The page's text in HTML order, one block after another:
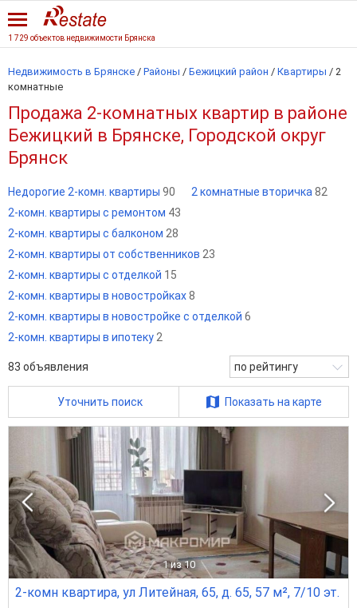
1 729 объектов недвижимости Брянска
Недвижимость в Брянске / Районы / Бежицкий район / Квартиры / 2
комнатные
Продажа 2-комнатных квартир в районе
Бежицкий в Брянске, Городской округ
Брянск
Недорогие 2-комн. квартиры 90 2 комнатные вторичка 82
2-комн. квартиры с ремонтом 43
2-комн. квартиры с балконом 28
2-комн. квартиры от собственников 23
2-комн. квартиры с отделкой 15
2-комн. квартиры в новостройках8
2-комн. квартиры в новостройке с отделкой 6
2-комн. квартиры в ипотеку 2
83 объявления по рейтингу
Уточнить поиск Показать на карте
1 из 10
2-комн квартира, ул Литейная, 65, д. 65, 57 м², 7/10 эт.